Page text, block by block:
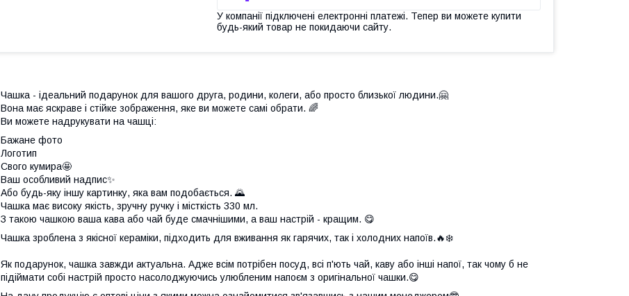
У компанії підключені електронні платежі. Тепер ви можете купити
будь-який товар не покидаючи сайту.
Чашка - ідеальний подарунок для вашого друга, родини, колеги, або просто близької людини.🤗
Вона має яскраве і стійке зображення, яке ви можете самі обрати. 🌈
Ви можете надрукувати на чашці:
Бажане фото
Логотип
Свого кумира🤩
Ваш особливий надпис✨
Або будь-яку іншу картинку, яка вам подобається. 🌄
Чашка має високу якість, зручну ручку і місткість 330 мл.
З такою чашкою ваша кава або чай буде смачнішими, а ваш настрій - кращим. 😋
Чашка зроблена з якісної кераміки, підходить для вживання як гарячих, так і холодних напоїв.🔥❄️
Як подарунок, чашка завжди актуальна. Адже всім потрібен посуд, всі п'ють чай, каву або інші напої, так чому б не
підіймати собі настрій просто насолоджуючись улюбленим напоєм з оригінальної чашки.😋